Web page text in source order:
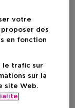
votre
des
en fonction
le trafic sur
sur la
site Web.